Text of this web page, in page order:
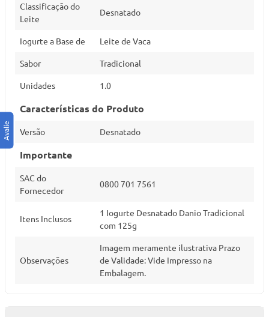
Classificação do
Leite
Desnatado
Iogurte a Base de Leite de Vaca
Sabor Tradicional
Unidades 1.0
Características do Produto
Versão Desnatado
Importante
SAC do
Fornecedor
0800 701 7561
Itens Inclusos
1 Iogurte Desnatado Danio Tradicional
com 125g
Observações
Imagem meramente ilustrativa Prazo
de Validade: Vide Impresso na
Embalagem.